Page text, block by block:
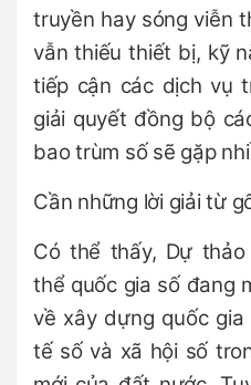
truyền hay sóng viễn
vẫn thiếu thiết bị, kỹ
tiếp cận các dịch vụ
giải quyết đồng bộ
bao trùm số sẽ gặp
Cần những lời giải từ
Có thể thấy, Dự
thể quốc gia số đang
về xây dựng quốc gia
tế số và xã hội số